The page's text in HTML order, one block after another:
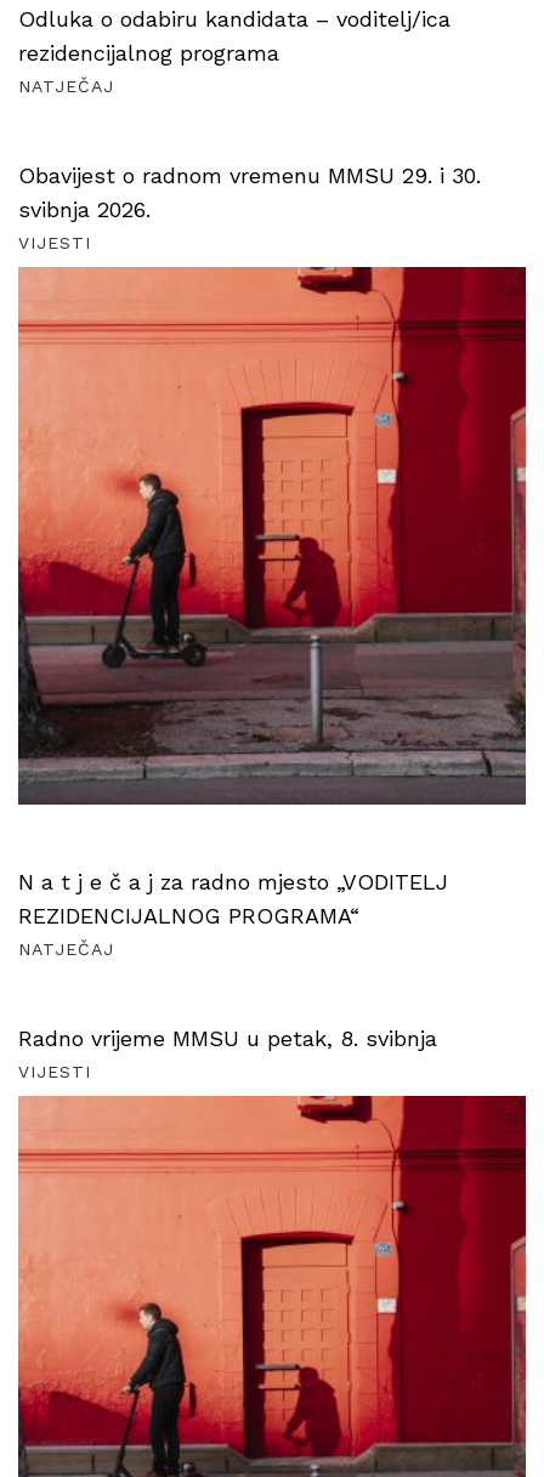
Odluka o odabiru kandidata – voditelj/ica
rezidencijalnog programa
NATJEČAJ
Obavijest o radnom vremenu MMSU 29. i 30.
svibnja 2026.
VIJESTI
N a t j e č a j za radno mjesto „VODITELJ
REZIDENCIJALNOG PROGRAMA“
NATJEČAJ
Radno vrijeme MMSU u petak, 8. svibnja
VIJESTI